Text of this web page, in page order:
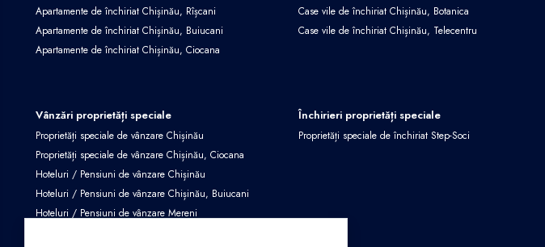
Apartamente de închiriat Chișinău, Rîșcani
Apartamente de închiriat Chișinău, Buiucani
Apartamente de închiriat Chișinău, Ciocana
Case vile de închiriat Chișinău, Botanica
Case vile de închiriat Chișinău, Telecentru
Vânzări proprietăți speciale
Proprietăți speciale de vânzare Chișinău
Proprietăți speciale de vânzare Chișinău, Ciocana
Hoteluri / Pensiuni de vânzare Chișinău
Hoteluri / Pensiuni de vânzare Chișinău, Buiucani
Hoteluri / Pensiuni de vânzare Mereni
Închirieri proprietăți speciale
Proprietăți speciale de închiriat Step-Soci